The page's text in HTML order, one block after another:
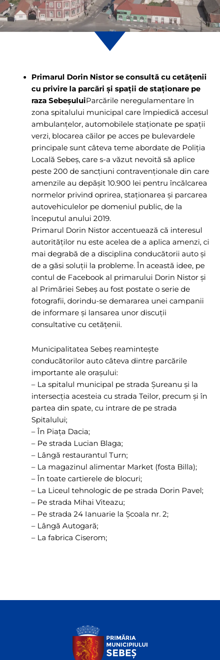
Primarul Dorin Nistor se consultă cu cetățenii
cu privire la parcări și spații de staționare pe
raza SebeșuluiParcările neregulamentare în
zona spitalului municipal care împiedică accesul
ambulanțelor, automobilele staționate pe spații
verzi, blocarea căilor pe acces pe bulevardele
principale sunt câteva teme abordate de Poliția
Locală Sebeș, care s-a văzut nevoită să aplice
peste 200 de sancțiuni contravenționale din care
amenzile au depășit 10.900 lei pentru încălcarea
normelor privind oprirea, staționarea și parcarea
autovehiculelor pe domeniul public, de la
începutul anului 2019.
Primarul Dorin Nistor accentuează că interesul
autorităților nu este acelea de a aplica amenzi, ci
mai degrabă de a disciplina conducătorii auto și
de a găsi soluții la probleme. În această idee, pe
contul de Facebook al primarului Dorin Nistor și
al Primăriei Sebeș au fost postate o serie de
fotografii, dorindu-se demararea unei campanii
de informare și lansarea unor discuții
consultative cu cetățenii.
Municipalitatea Sebeș reamintește
conducătorilor auto câteva dintre parcările
importante ale orașului:
– La spitalul municipal pe strada Șureanu și la
intersecția acesteia cu strada Teilor, precum și în
partea din spate, cu intrare de pe strada
Spitalului;
– În Piața Dacia;
– Pe strada Lucian Blaga;
– Lângă restaurantul Turn;
– La magazinul alimentar Market (fosta Billa);
– În toate cartierele de blocuri;
– La Liceul tehnologic de pe strada Dorin Pavel;
– Pe strada Mihai Viteazu;
– Pe strada 24 Ianuarie la Școala nr. 2;
– Lângă Autogară;
– La fabrica Ciserom;